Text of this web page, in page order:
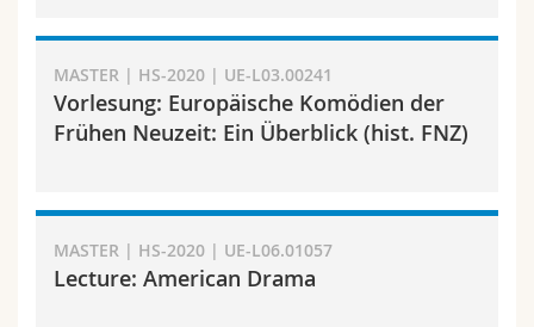
MASTER | HS-2020 | UE-L03.00241
Vorlesung: Europäische Komödien der
Frühen Neuzeit: Ein Überblick (hist. FNZ)
MASTER | HS-2020 | UE-L06.01057
Lecture: American Drama